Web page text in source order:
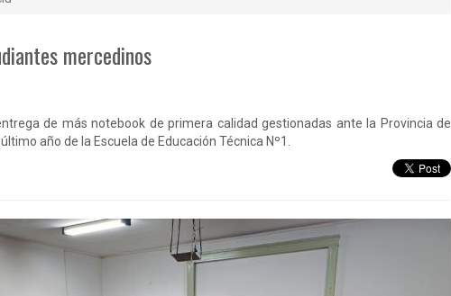
mercedinos
de más notebook de primera calidad gestionadas ante la Provincia de
año de la Escuela de Educación Técnica Nº1.